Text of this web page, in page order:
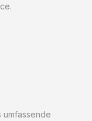
umfassende